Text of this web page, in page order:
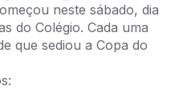
neste sábado, dia
do Colégio. Cada uma
que sediou a Copa do